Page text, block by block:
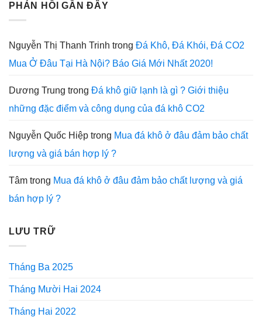
PHẢN HỒI GẦN ĐÂY
Nguyễn Thị Thanh Trinh trong Đá Khô, Đá Khói, Đá CO2
Mua Ở Đâu Tại Hà Nội? Báo Giá Mới Nhất 2020!
Dương Trung trong Đá khô giữ lạnh là gì ? Giới thiệu
những đặc điểm và công dụng của đá khô CO2
Nguyễn Quốc Hiệp trong Mua đá khô ở đâu đảm bảo chất
lượng và giá bán hợp lý ?
Tâm trong Mua đá khô ở đâu đảm bảo chất lượng và giá
bán hợp lý ?
LƯU TRỮ
Tháng Ba 2025
Tháng Mười Hai 2024
Tháng Hai 2022